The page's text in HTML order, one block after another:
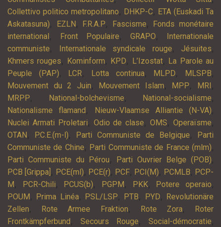
Collettivo politico metropolitano, DHKP-C, ETA (Euskadi Ta
Askatasuna), EZLN , F.R.A.P, Fascisme,
Fonds monétaire
international , Front Populaire, GRAPO,
Internationale
communiste, Internationale syndicale rouge, Jésuites,
Khmers rouges, Kominform, KPD, L’Izostat, La Parole au
Peuple (PAP), LCR, Lotta continua, MLPD, MLSPB,
Mouvement du 2 Juin, Mouvement Islam, MPP, MRI ,
MRPP, National-bolchevisme, National-socialisme,
Nationalisme flamand , Nieuw-Vlaamse Alliantie (N-VA),
Nuclei Armati Proletari, Odio de clase,OMS,Operaïsme,
OTAN , P.C.E.(m-l), Parti Communiste de Belgique,
Parti
Communiste de Chine, Parti Communiste de France (mlm),
Parti Communiste du Pérou, Parti Ouvrier Belge (POB),
PCB [Grippa] , PCE(ml), PCE(r), PCF, PCI(M), PCMLB, PCP-
M , PCR-Chili, PCUS(b), PGPM , PKK, Potere operaio,
POUM , Prima Linéa, PSL/LSP, PTB, PYD,
Revolutionäre
Zellen, Rote Armee Fraktion, Rote Zora,
Roter
Frontkämpferbund , Secours Rouge, Social-démocratie,